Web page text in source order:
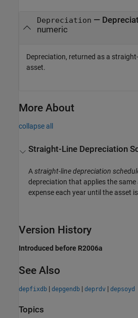
Depreciation —
numeric
Depreciation, returned as a
asset.
More About
collapse all
Straight-Line Depreciation
Astraight-line depreciation
depreciation that applies the
expense each year until the asset
Version History
Introduced before R2006a
See Also
depfixdb | depgendb | deprdv | depsoyd
Topics